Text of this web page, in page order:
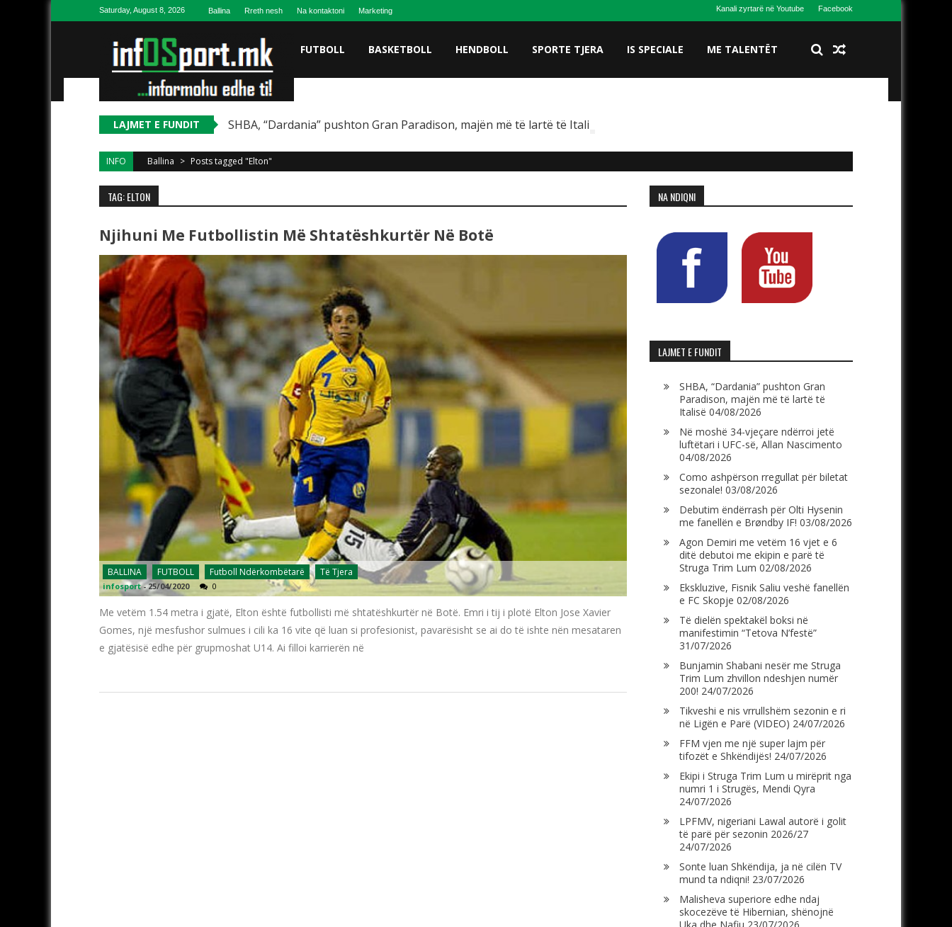
Skip to contentSaturday, August 8, 2026 Ballina Rreth nesh Na kontaktoni Marketing Kanali zyrtarë në Youtube Facebook
FUTBOLL BASKETBOLL HENDBOLL SPORTE TJERA IS SPECIALE ME TALENTËT
LAJMET E FUNDIT SHBA, “Dardania” pushton Gran Paradison, majën më të lartë të Italisë
INFO Ballina > Posts tagged "Elton"
TAG: ELTON
Njihuni Me Futbollistin Më Shtatëshkurtër Në Botë
BALLINA FUTBOLL Futboll Ndërkombëtarë Të Tjera
infosport -25/04/2020 0
Me vetëm 1.54 metra i gjatë, Elton është futbollisti më shtatëshkurtër në Botë. Emri i tij i plotë Elton Jose Xavier
Gomes, një mesfushor sulmues i cili ka 16 vite që luan si profesionist, pavarësisht se ai do të ishte nën mesataren
e gjatësisë edhe për grupmoshat U14. Ai filloi karrierën në
NA NDIQNI
LAJMET E FUNDIT
SHBA, “Dardania” pushton Gran
Paradison, majën më të lartë të
Italisë 04/08/2026
Në moshë 34-vjeçare ndërroi jetë
luftëtari i UFC-së, Allan Nascimento
04/08/2026
Como ashpërson rregullat për biletat
sezonale! 03/08/2026
Debutim ëndërrash për Olti Hysenin
me fanellën e Brøndby IF! 03/08/2026
Agon Demiri me vetëm 16 vjet e 6
ditë debutoi me ekipin e parë të
Struga Trim Lum 02/08/2026
Ekskluzive, Fisnik Saliu veshë fanellën
e FC Skopje 02/08/2026
Të dielën spektakël boksi në
manifestimin “Tetova N’festë”
31/07/2026
Bunjamin Shabani nesër me Struga
Trim Lum zhvillon ndeshjen numër
200! 24/07/2026
Tikveshi e nis vrrullshëm sezonin e ri
në Ligën e Parë (VIDEO) 24/07/2026
FFM vjen me një super lajm për
tifozët e Shkëndijës! 24/07/2026
Ekipi i Struga Trim Lum u mirëprit nga
numri 1 i Strugës, Mendi Qyra
24/07/2026
LPFMV, nigeriani Lawal autorë i golit
të parë për sezonin 2026/27
24/07/2026
Sonte luan Shkëndija, ja në cilën TV
mund ta ndiqni! 23/07/2026
Malisheva superiore edhe ndaj
skocezëve të Hibernian, shënojnë